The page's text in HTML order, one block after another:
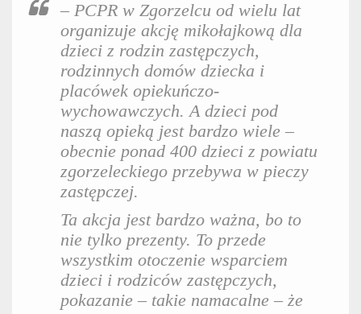
– PCPR w Zgorzelcu od wielu lat
organizuje akcję mikołajkową dla
dzieci z rodzin zastępczych,
rodzinnych domów dziecka i
placówek opiekuńczo-
wychowawczych. A dzieci pod
naszą opieką jest bardzo wiele –
obecnie ponad 400 dzieci z powiatu
zgorzeleckiego przebywa w pieczy
zastępczej.
Ta akcja jest bardzo ważna, bo to
nie tylko prezenty. To przede
wszystkim otoczenie wsparciem
dzieci i rodziców zastępczych,
pokazanie – takie namacalne – że